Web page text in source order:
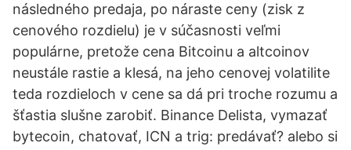
následného predaja, po náraste ceny (zisk z
cenového rozdielu) je v súčasnosti veľmi
populárne, pretože cena Bitcoinu a altcoinov
neustále rastie a klesá, na jeho cenovej volatilite
teda rozdieloch v cene sa dá pri troche rozumu a
šťastia slušne zarobiť. Binance Delista, vymazať
bytecoin, chatovať, ICN a trig: predávať? alebo si